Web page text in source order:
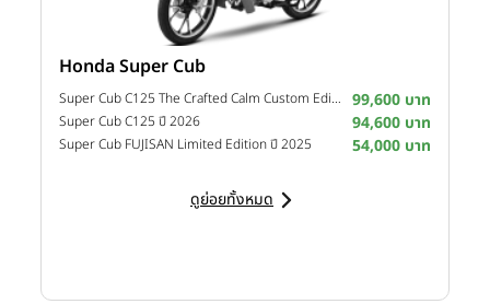
Honda Super Cub
Super Cub C125 The Crafted Calm Custom Edition ปี 2026 99,600 บาท
Super Cub C125 ปี 2026 94,600 บาท
Super Cub FUJISAN Limited Edition ปี 2025 54,000 บาท
ดูย่อยทั้งหมด